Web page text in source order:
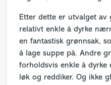
Etter dette er utvalget av
relativt enkle å dyrke
en fantastisk grønnsak,
å lage suppe på. Andre
forholdsvis enkle å dyrke
løk og reddiker. Og ikke